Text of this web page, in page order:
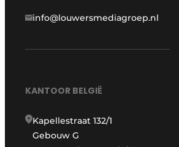
info@louwersmediagroep.nl
KANTOOR BELGIË
Kapellestraat 132/1
Gebouw G